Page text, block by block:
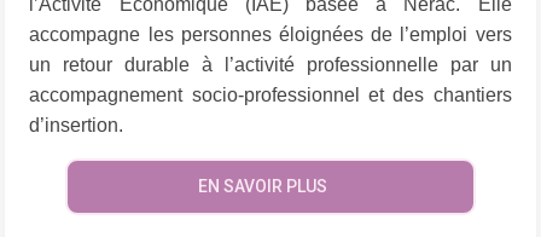
accompagne les personnes éloignées de l’emploi vers
un retour durable à l’activité professionnelle par un
accompagnement socio-professionnel et des chantiers
d’insertion.
EN SAVOIR PLUS